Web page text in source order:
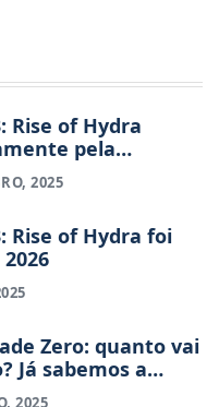
Rise of Hydra
pela
Media
2025
Rise of Hydra foi
Zero: quanto vai
Já sabemos a
2025